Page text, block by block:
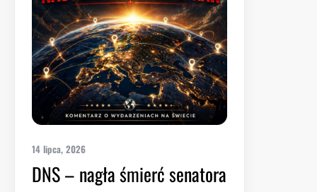
14 lipca, 2026
DNS – nagła śmierć senatora